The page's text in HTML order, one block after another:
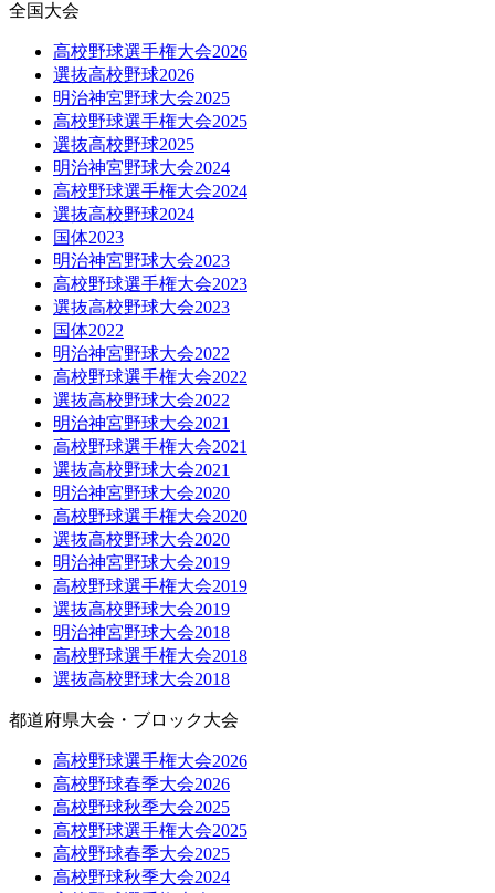
全国大会
高校野球選手権大会2026
選抜高校野球2026
明治神宮野球大会2025
高校野球選手権大会2025
選抜高校野球2025
明治神宮野球大会2024
高校野球選手権大会2024
選抜高校野球2024
国体2023
明治神宮野球大会2023
高校野球選手権大会2023
選抜高校野球大会2023
国体2022
明治神宮野球大会2022
高校野球選手権大会2022
選抜高校野球大会2022
明治神宮野球大会2021
高校野球選手権大会2021
選抜高校野球大会2021
明治神宮野球大会2020
高校野球選手権大会2020
選抜高校野球大会2020
明治神宮野球大会2019
高校野球選手権大会2019
選抜高校野球大会2019
明治神宮野球大会2018
高校野球選手権大会2018
選抜高校野球大会2018
都道府県大会・ブロック大会
高校野球選手権大会2026
高校野球春季大会2026
高校野球秋季大会2025
高校野球選手権大会2025
高校野球春季大会2025
高校野球秋季大会2024